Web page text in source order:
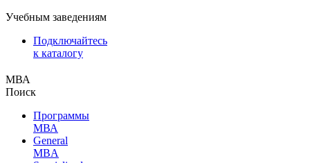
Учебным заведениям
Подключайтесь
к каталогу
МВА
Поиск
Программы
МВА
General
MBA